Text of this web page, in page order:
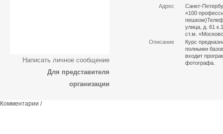
Написать личное сообщение
Для представителя
организации
Адрес
Санкт-
«100
улица, д. 61
ст.м.
Описание
Курс
полными
входит
фотографа.
Комментарии /